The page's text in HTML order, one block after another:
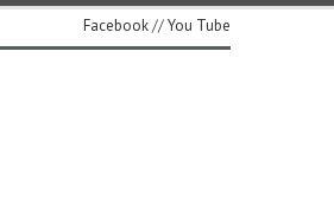
Facebook//You Tube